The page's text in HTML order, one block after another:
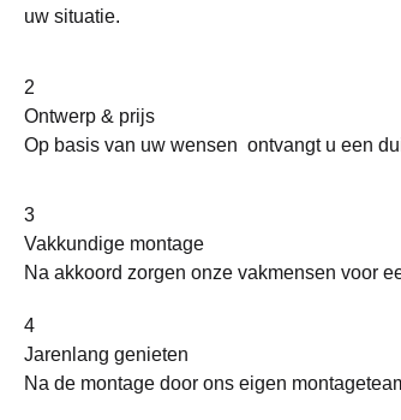
uw situatie.
2
Ontwerp & prijs
Op basis van uw wensen ontvangt u een
3
Vakkundige montage
Na akkoord zorgen onze vakmensen voor
4
Jarenlang genieten
Na de montage door ons eigen